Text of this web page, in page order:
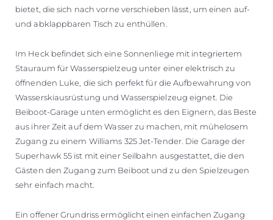
bietet, die sich nach vorne verschieben lässt, um einen auf-
und abklappbaren Tisch zu enthüllen.
Im Heck befindet sich eine Sonnenliege mit integriertem
Stauraum für Wasserspielzeug unter einer elektrisch zu
öffnenden Luke, die sich perfekt für die Aufbewahrung von
Wasserskiausrüstung und Wasserspielzeug eignet. Die
Beiboot-Garage unten ermöglicht es den Eignern, das Beste
aus ihrer Zeit auf dem Wasser zu machen, mit mühelosem
Zugang zu einem Williams 325 Jet-Tender. Die Garage der
Superhawk 55 ist mit einer Seilbahn ausgestattet, die den
Gästen den Zugang zum Beiboot und zu den Spielzeugen
sehr einfach macht.
Ein offener Grundriss ermöglicht einen einfachen Zugang